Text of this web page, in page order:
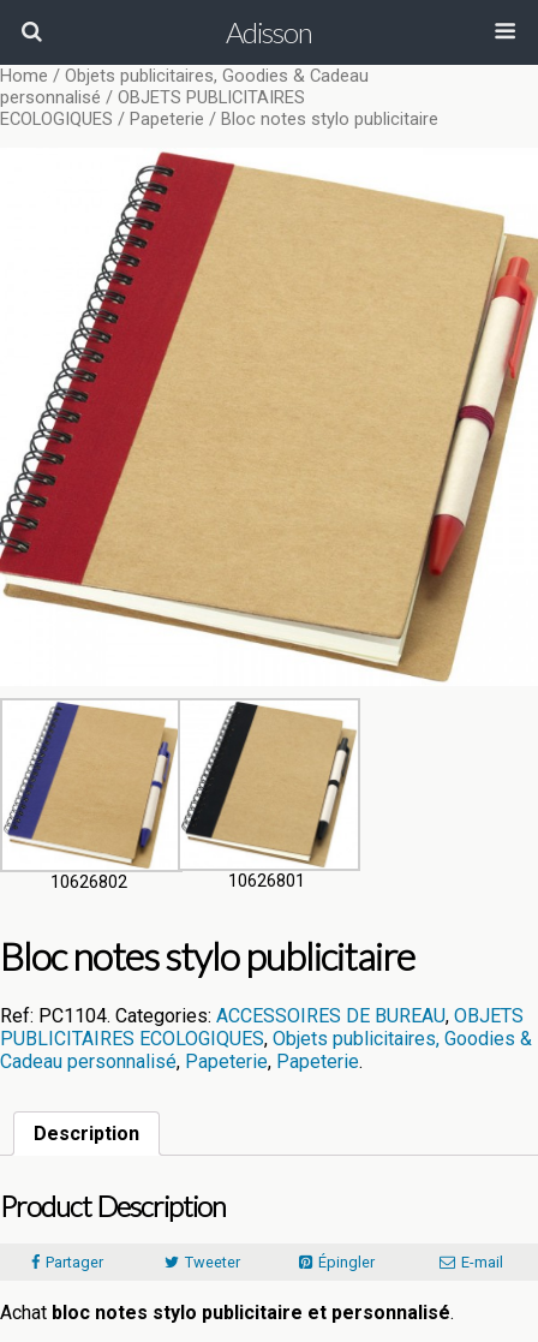
Adisson
Home / Objets publicitaires, Goodies & Cadeau
personnalisé / OBJETS PUBLICITAIRES
ECOLOGIQUES / Papeterie / Bloc notes stylo publicitaire
10626802 10626801
Bloc notes stylo publicitaire
Ref: PC1104. Categories: ACCESSOIRES DE BUREAU, OBJETS
PUBLICITAIRES ECOLOGIQUES, Objets publicitaires, Goodies &
Cadeau personnalisé, Papeterie, Papeterie.
Description
Product Description
Partager Tweeter Épingler E-mail
Achat bloc notes stylo publicitaire et personnalisé.